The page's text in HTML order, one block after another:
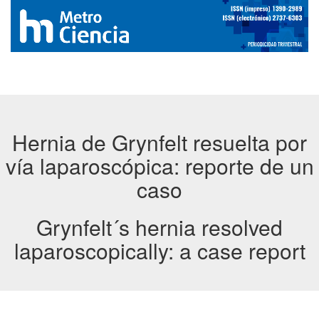
Hernia de Grynfelt resuelta por
vía laparoscópica: reporte de un
caso
Grynfelt´s hernia resolved
laparoscopically: a case report